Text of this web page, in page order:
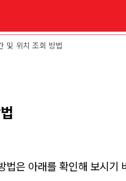
및 위치 조회 방법
법은 아래를 확인해 보시기